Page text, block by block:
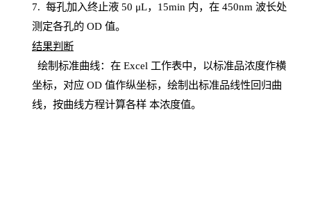
7. 每孔加入终止液 50 μL， 15min 内，在450nm 波长处
测定各孔的 OD 值。
结果判断
绘制标准曲线：在 Excel 工作表中，以标准品浓度作横
坐标，对应OD 值作纵坐标，绘制出标准品线性回归曲
线，按曲线方程计算各样 本浓度值。